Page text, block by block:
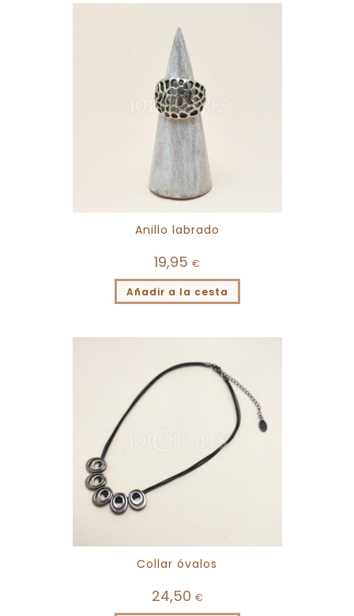
Anillo labrado
19,95 €
Añadir a la cesta
Collar óvalos
24,50 €